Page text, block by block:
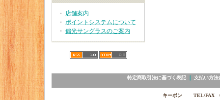
・ 店舗案内
・ ポイントシステムについて
・ 偏光サングラスのご案内
特定商取引法に基づく表記｜ 支払い方法
キーポン TEL/FAX